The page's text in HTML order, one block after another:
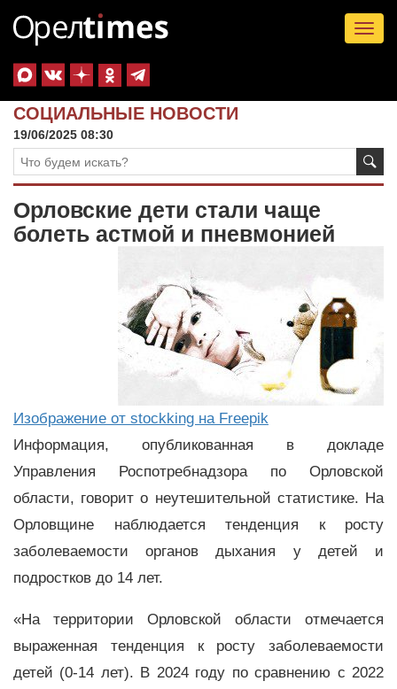
СОЦИАЛЬНЫЕ НОВОСТИ
19/06/2025 08:30
Орловские дети стали чаще
болеть астмой и пневмонией
Изображение от stockking на Freepik
Информация, опубликованная в докладе
Управления Роспотребнадзора по Орловской
области, говорит о неутешительной статистике. На
Орловщине наблюдается тенденция к росту
заболеваемости органов дыхания у детей и
подростков до 14 лет.
«На территории Орловской области отмечается
выраженная тенденция к росту заболеваемости
детей (0-14 лет). В 2024 году по сравнению с 2022